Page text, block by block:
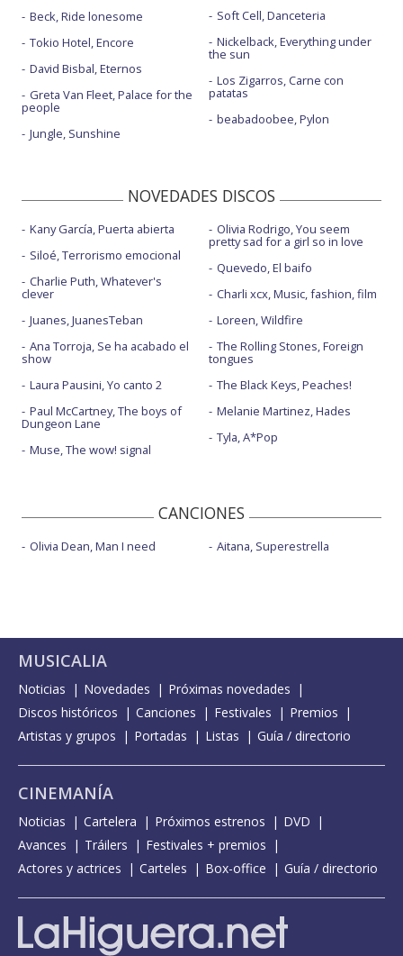
Beck, Ride lonesome
Tokio Hotel, Encore
David Bisbal, Eternos
Greta Van Fleet, Palace for the
people
Jungle, Sunshine
Soft Cell, Danceteria
Nickelback, Everything under
the sun
Los Zigarros, Carne con
patatas
beabadoobee, Pylon
NOVEDADES DISCOS
Kany García, Puerta abierta
Siloé, Terrorismo emocional
Charlie Puth, Whatever's
clever
Juanes, JuanesTeban
Ana Torroja, Se ha acabado el
show
Laura Pausini, Yo canto 2
Paul McCartney, The boys of
Dungeon Lane
Muse, The wow! signal
Olivia Rodrigo, You seem
pretty sad for a girl so in love
Quevedo, El baifo
Charli xcx, Music, fashion, film
Loreen, Wildfire
The Rolling Stones, Foreign
tongues
The Black Keys, Peaches!
Melanie Martinez, Hades
Tyla, A*Pop
CANCIONES
Olivia Dean, Man I need Aitana, Superestrella
MUSICALIA
Noticias Novedades
Próximas novedades
Discos históricos
Canciones Festivales
Premios
Artistas y grupos
Portadas Listas Guía / directorio
CINEMANÍA
Noticias Cartelera Próximos estrenos
DVD
Avances
Tráilers
Festivales + premios
Actores y actrices
Carteles Box-office Guía / directorio